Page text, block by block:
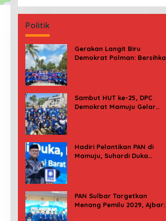
Politik
Gerakan Langit Biru
Demokrat Polman:
Sambut HUT ke-25, DPC
Demokrat Mamuju Gelar
Hadiri Pelantikan PAN di
Mamuju, Suhardi Duka
PAN Sulbar Targetkan
Menang Pemilu 2029, Ajbar: